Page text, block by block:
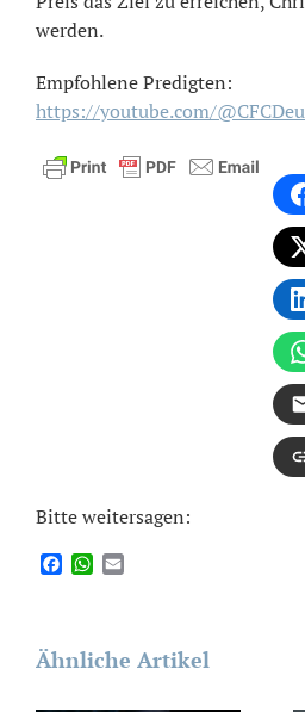
werden.
Empfohlene Predigten:
https://youtube.com/
Bitte weitersagen:
FacebookWhatsApp
Ähnliche Artikel